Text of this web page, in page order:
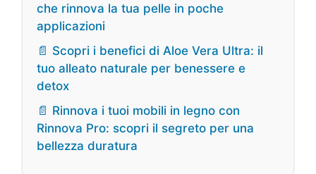
che rinnova la tua pelle in poche
applicazioni
📄 Scopri i benefici di Aloe Vera Ultra: il
tuo alleato naturale per benessere e
detox
📄 Rinnova i tuoi mobili in legno con
Rinnova Pro: scopri il segreto per una
bellezza duratura